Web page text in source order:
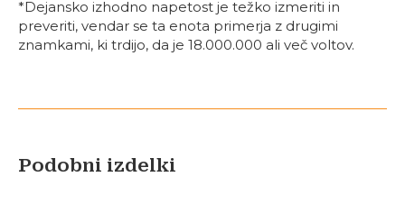
*Dejansko izhodno napetost je težko izmeriti in
preveriti, vendar se ta enota primerja z drugimi
znamkami, ki trdijo, da je 18.000.000 ali več voltov.
Podobni izdelki